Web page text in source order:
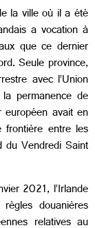
la ville où il a été
a vocation à
que ce dernier
Seule province,
avec l’Union
permanence de
avait en
entre les
du Vendredi Saint
2021, l’Irlande
douanières
relatives au